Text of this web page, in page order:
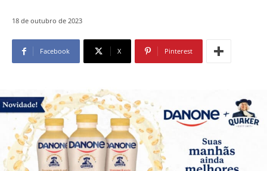
18 de outubro de 2023
Facebook X Pinterest